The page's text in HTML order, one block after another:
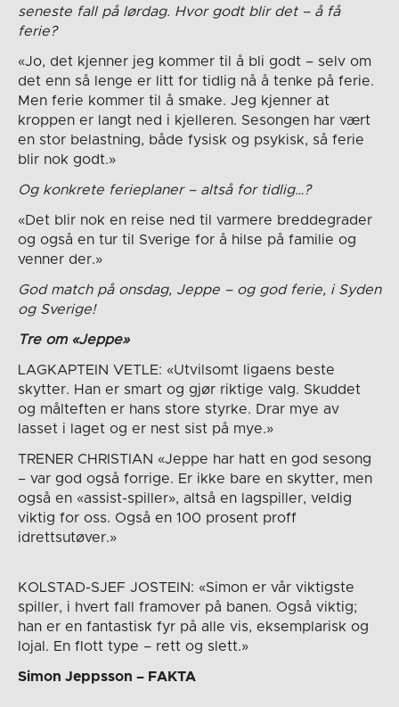
seneste fall på lørdag. Hvor godt blir det – å få
ferie?
«Jo, det kjenner jeg kommer til å bli godt – selv om
det enn så lenge er litt for tidlig nå å tenke på ferie.
Men ferie kommer til å smake. Jeg kjenner at
kroppen er langt ned i kjelleren. Sesongen har vært
en stor belastning, både fysisk og psykisk, så ferie
blir nok godt.»
Og konkrete ferieplaner – altså for tidlig…?
«Det blir nok en reise ned til varmere breddegrader
og også en tur til Sverige for å hilse på familie og
venner der.»
God match på onsdag, Jeppe – og god ferie, i Syden
og Sverige!
Tre om «Jeppe»
LAGKAPTEIN VETLE: «Utvilsomt ligaens beste
skytter. Han er smart og gjør riktige valg. Skuddet
og målteften er hans store styrke. Drar mye av
lasset i laget og er nest sist på mye.»
TRENER CHRISTIAN «Jeppe har hatt en god sesong
– var god også forrige. Er ikke bare en skytter, men
også en «assist-spiller», altså en lagspiller, veldig
viktig for oss. Også en 100 prosent proff
idrettsutøver.»
KOLSTAD-SJEF JOSTEIN: «Simon er vår viktigste
spiller, i hvert fall framover på banen. Også viktig;
han er en fantastisk fyr på alle vis, eksemplarisk og
lojal. En flott type – rett og slett.»
Simon Jeppsson – FAKTA